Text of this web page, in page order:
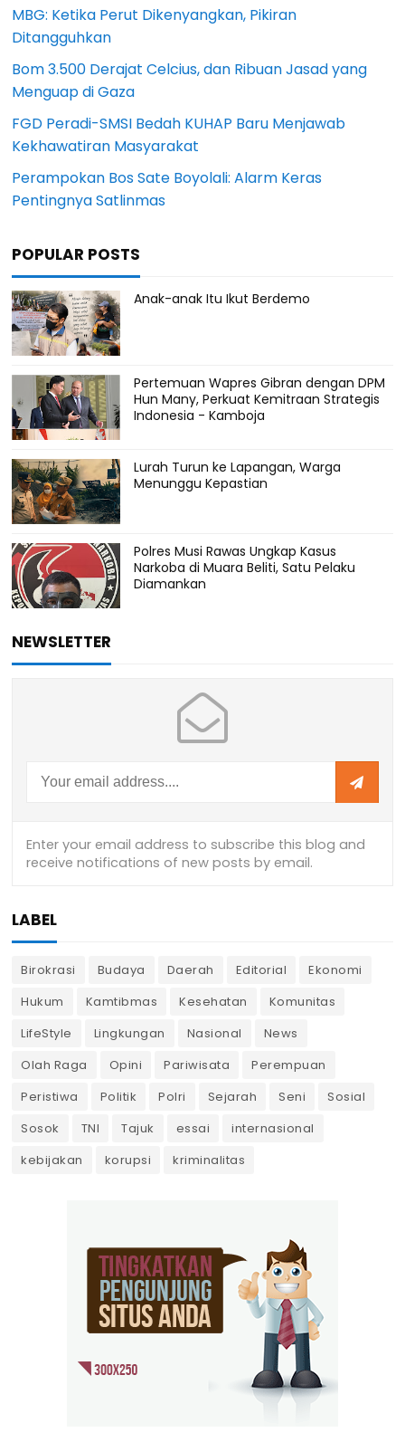
MBG: Ketika Perut Dikenyangkan, Pikiran
Ditangguhkan
Bom 3.500 Derajat Celcius, dan Ribuan Jasad yang
Menguap di Gaza
FGD Peradi-SMSI Bedah KUHAP Baru Menjawab
Kekhawatiran Masyarakat
Perampokan Bos Sate Boyolali: Alarm Keras
Pentingnya Satlinmas
POPULAR POSTS
Anak-anak Itu Ikut Berdemo
Pertemuan Wapres Gibran dengan DPM
Hun Many, Perkuat Kemitraan Strategis
Indonesia - Kamboja
Lurah Turun ke Lapangan, Warga
Menunggu Kepastian
Polres Musi Rawas Ungkap Kasus
Narkoba di Muara Beliti, Satu Pelaku
Diamankan
NEWSLETTER
LABEL
Birokrasi Budaya Daerah Editorial
Ekonomi
Hukum
Kamtibmas Kesehatan
Komunitas
LifeStyle
Lingkungan Nasional
News
Olah Raga
Opini Pariwisata
Perempuan
Peristiwa
Politik Polri Sejarah Seni
Sosial
Sosok
TNI Tajuk essai
internasional
kebijakan
korupsi kriminalitas